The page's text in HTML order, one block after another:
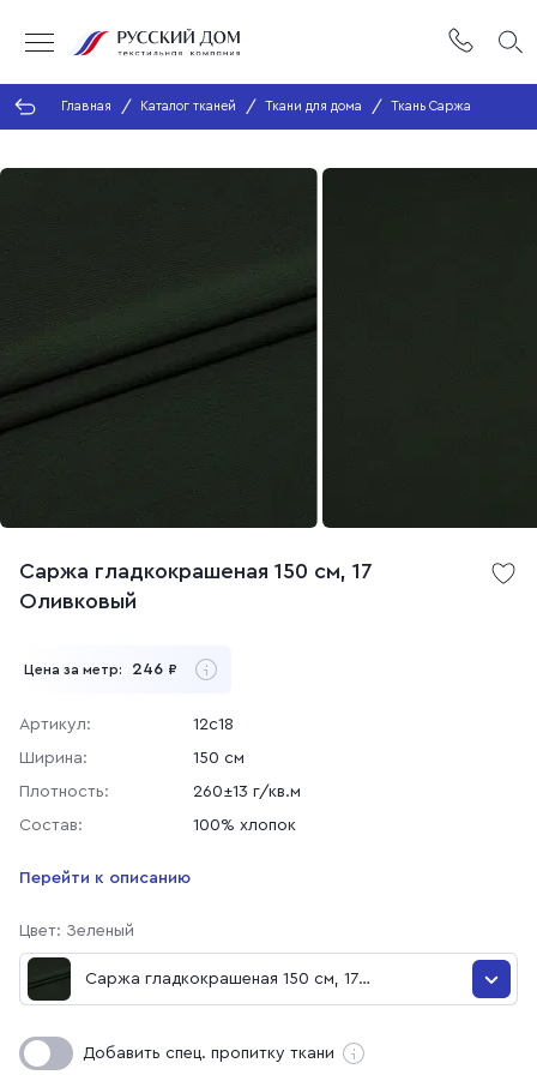
Главная Каталог тканей Ткани для дома Ткань Саржа
Саржа гладкокрашеная 150 см, 17
Оливковый
Цена за метр: 246 ₽
Артикул:
12с18
Ширина:
150 см
Плотность:
260±13 г/кв.м
Состав:
100% хлопок
Перейти к описанию
Цвет: Зеленый
Саржа гладкокрашеная 150 см, 17
Оливковый
Саржа гладкокрашеная 150 см, 038 Бордо
Добавить спец. пропитку ткани